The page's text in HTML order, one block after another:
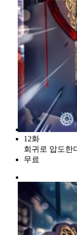
12화
회귀로 압도한
무료